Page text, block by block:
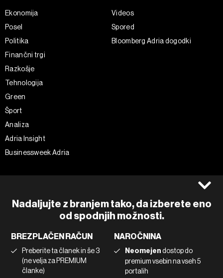
Nadaljujte z branjem tako, da izberete eno
od spodnjih možnosti.
BREZPLAČEN RAČUN
Preberite ta članek in še 3
(ne velja za PREMIUM
članke)
NAROČNINA
Neomejendostop do
premium vsebin na vseh 5
portalih
Ekonomija
Posel
Politika
Finančni trgi
Razkošje
Tehnologija
Green
Šport
Analiza
Adria Insight
Businessweek Adria
Videos
Spored
Bloomberg Adria dogodki
Piškotki
Marketing
Uporaba umetne inteligence
Instagram
Linkedin
Tiktok